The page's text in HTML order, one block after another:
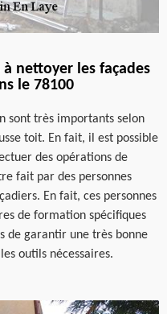
nettoyer les façades
le 78100
sont très importants selon
toit. En fait, il est possible
des opérations de
fait par des personnes
En fait, ces personnes
de formation spécifiques
de garantir une très bonne
outils nécessaires.